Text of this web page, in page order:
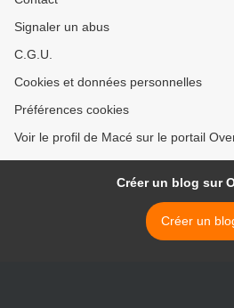
Signaler un abus
C.G.U.
Cookies et données personnelles
Préférences cookies
Voir le profil de Macé sur le portail
Créer un blog sur
Créer un